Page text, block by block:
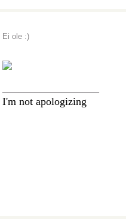
Ei ole :)
I'm not apologizing